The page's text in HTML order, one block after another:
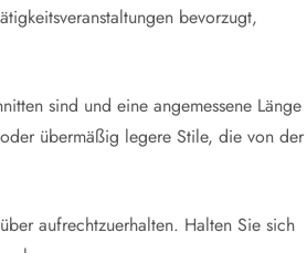
bevorzugt,
sind und eine angemessene Länge
übermäßig legere Stile, die von der
aufrechtzuerhalten. Halten Sie sich